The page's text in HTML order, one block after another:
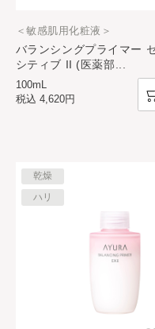
バランシングプライマー
シティブ II (医薬部
＜敏感肌用化粧液＞
100mL
税込 4,620円
乾燥
ハリ